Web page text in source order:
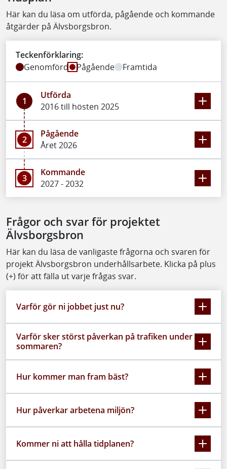
Här kan du läsa om utförda, pågående och kommande
åtgärder på Älvsborgsbron.
Teckenförklaring:
Genomförd
Pågående Framtida
1
Utförda
2016 till hösten 2025
2
Pågående
Året 2026
3
Kommande
2027 - 2032
Frågor och svar för projektet
Älvsborgsbron
Här kan du läsa de vanligaste frågorna och svaren för
projekt Älvsborgsbron underhållsarbete. Klicka på plus
(+) för att fälla ut varje frågas svar.
Varför gör ni jobbet just nu?
Varför sker störst påverkan på trafiken under
sommaren?
Hur kommer man fram bäst?
Hur påverkar arbetena miljön?
Kommer ni att hålla tidplanen?